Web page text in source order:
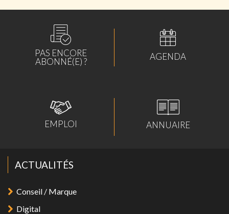
PAS ENCORE
ABONNÉ(E) ?
AGENDA
EMPLOI ANNUAIRE
ACTUALITÉS
Conseil / Marque
Digital